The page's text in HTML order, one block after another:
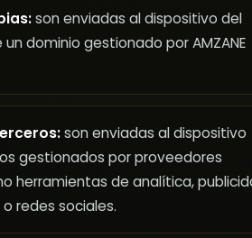
son enviadas al dispositivo del
dominio gestionado por AMZANE
son enviadas al dispositivo
gestionados por proveedores
herramientas de analítica,
redes sociales.